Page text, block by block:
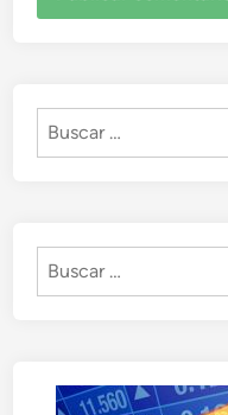
Buscar:
Buscar: